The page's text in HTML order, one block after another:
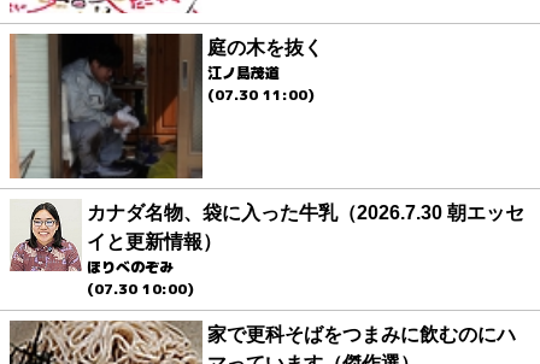
庭の木を抜く
江ノ島茂道
(07.30 11:00)
カナダ名物、袋に入った牛乳（2026.7.30 朝エッセ
イと更新情報）
ほりべのぞみ
(07.30 10:00)
家で更科そばをつまみに飲むのにハ